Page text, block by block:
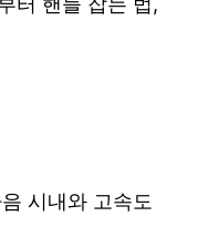
시내와 고속도